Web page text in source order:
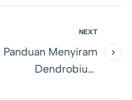
NEXT
Panduan Menyiram
Dendrobium